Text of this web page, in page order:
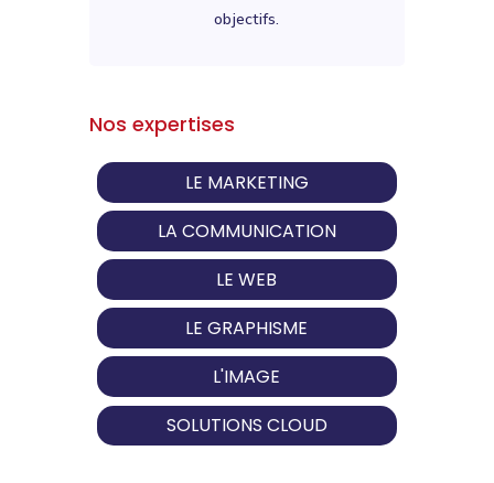
objectifs.
Nos expertises
LE MARKETING
LA COMMUNICATION
LE WEB
LE GRAPHISME
L'IMAGE
SOLUTIONS CLOUD